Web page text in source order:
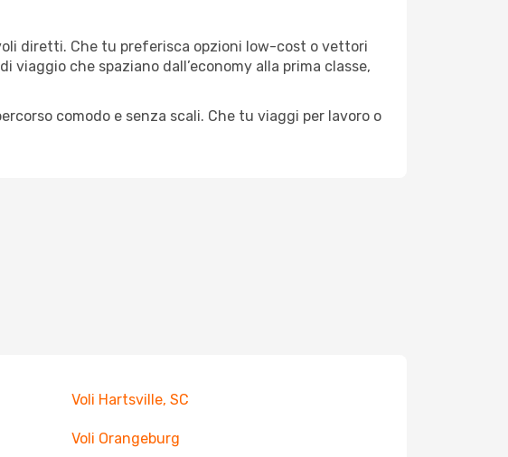
diretti. Che tu preferisca opzioni low-cost o vettori
che spaziano dall’economy alla prima classe,
comodo e senza scali. Che tu viaggi per lavoro o
Voli Hartsville, SC
Voli Orangeburg